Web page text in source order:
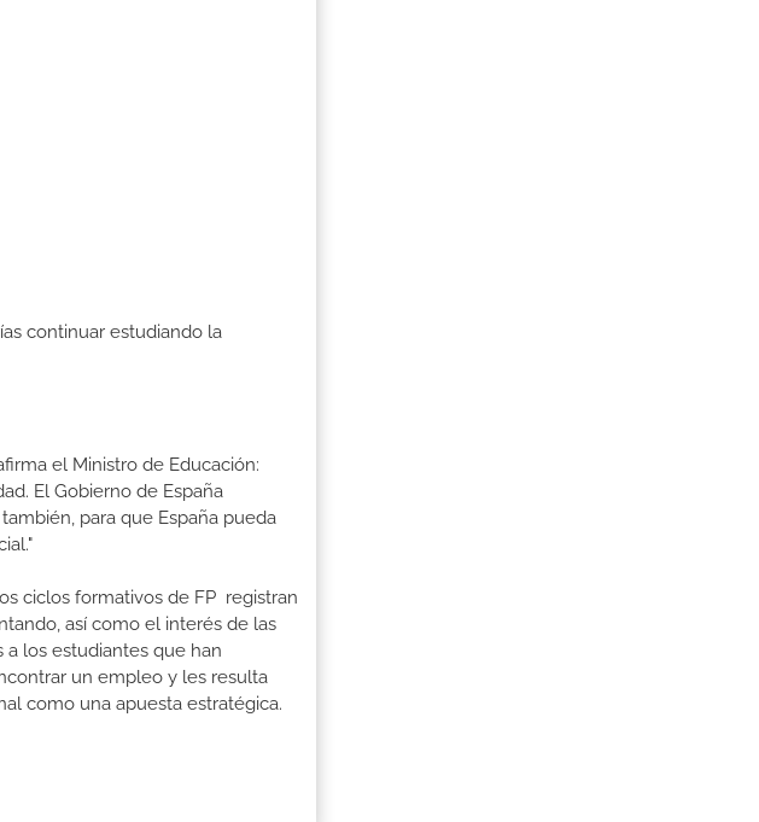
continuar estudiando la
el Ministro de Educación:
El Gobierno de España
para que España pueda
ciclos formativos de FP registran
así como el interés de las
a los estudiantes que han
un empleo y les resulta
como una apuesta estratégica.